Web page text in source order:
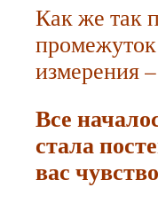
Как же так
промежуток
измерения
Все
стала
вас